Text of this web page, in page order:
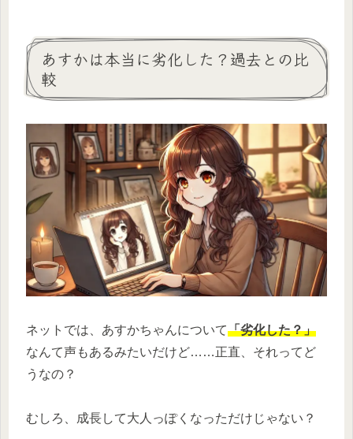
あすかは本当に劣化した？過去との比
較
ネットでは、あすかちゃんについて「劣化した？」
なんて声もあるみたいだけど……正直、それってど
うなの？
むしろ、成長して大人っぽくなっただけじゃない？